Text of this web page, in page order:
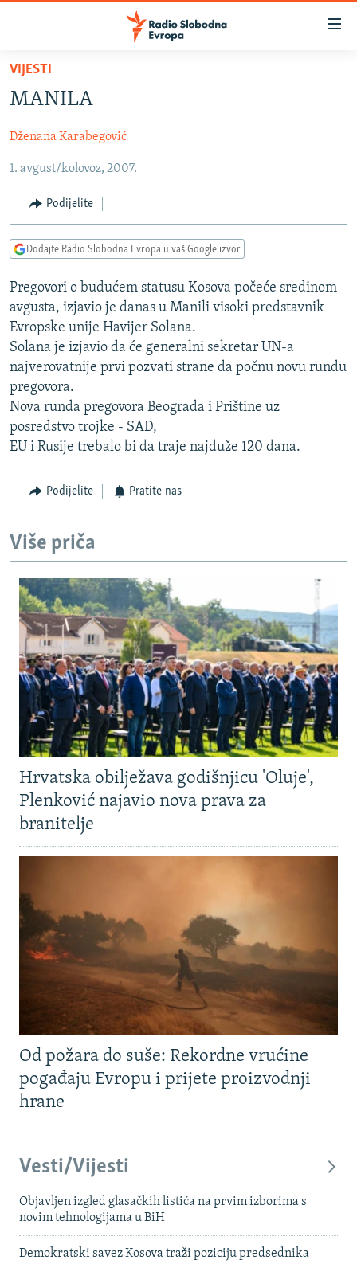
Pređite
glavni
Pređite
na
navigaciju
Pređite
na
pretragu
SRBIJA
KOSOVO
CRNA GORA
VIZUELNO
VIDEO
FOTOGALERIJE
INFOGRAFIKE
PODCASTI
RAT U UKRAJINI
KINA NA BALKANU
RSE PRIČE IZ SVIJETA
ISPRIČAJ MI
DNEVNO@RSE
SPECIJALI RSE
VIŠE OD NASLOVA
GENOCID U SREBRENICI
POPLAVE I KLIZIŠTA U BIH 2024.
TV LIBERTY
MOJA EVROPA
TRI DECENIJE OD RATA U BIH
SVE KARTE DEJTONA
NASTANAK I RASPAD JUGOSLAVIJE
Sve RFE/RL stranice
VIJESTI
MANILA
Dženana Karabegović
1. avgust/kolovoz, 2007.
Podijelite
Dodajte Radio Slobodna Evropa u vaš Google izvor
Pregovori o budućem statusu Kosova počeće sredinom
avgusta, izjavio je danas u Manili visoki predstavnik
Evropske unije Havijer Solana.
Solana je izjavio da će generalni sekretar UN-a
najverovatnije prvi pozvati strane da počnu novu rundu
pregovora.
Nova runda pregovora Beograda i Prištine uz
posredstvo trojke - SAD,
EU i Rusije trebalo bi da traje najduže 120 dana.
Podijelite Pratite nas
Više priča
Hrvatska obilježava godišnjicu 'Oluje',
Plenković najavio nova prava za
branitelje
Od požara do suše: Rekordne vrućine
pogađaju Evropu i prijete proizvodnji
hrane
Vesti/Vijesti
Objavljen izgled glasačkih listića na prvim izborima s
novim tehnologijama u BiH
Demokratski savez Kosova traži poziciju predsednika